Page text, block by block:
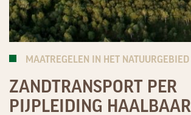
MAATREGELEN IN HET NATUURGEBIED
ZANDTRANSPORT PER
PIJPLEIDING HAALBAAR